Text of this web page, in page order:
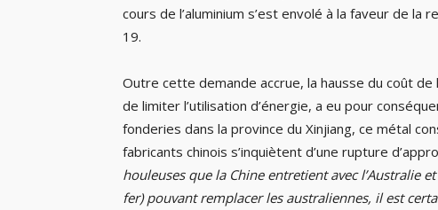
cours de l’aluminium s’est envolé à la faveur de
19.
Outre cette demande accrue, la hausse du coût
de limiter l’utilisation d’énergie, a eu pour
fonderies dans la province du Xinjiang, ce métal
fabricants chinois s’inquiètent d’une rupture
houleuses que la Chine entretient avec l’Australie
fer) pouvant remplacer les australiennes, il est